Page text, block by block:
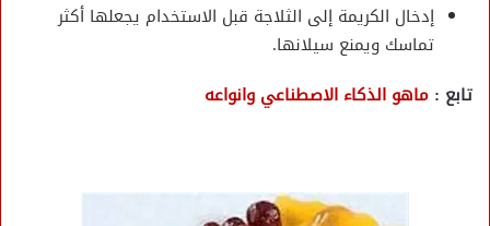
إدخال الكريمة إلى الثلاجة قبل الاستخدام يجعلها أكثر
تماسك ويمنع سيلانها.
تابع : ماهو الذكاء الاصطناعي وانواعه